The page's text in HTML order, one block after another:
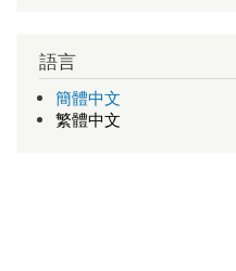
語言
簡體中文
繁體中文